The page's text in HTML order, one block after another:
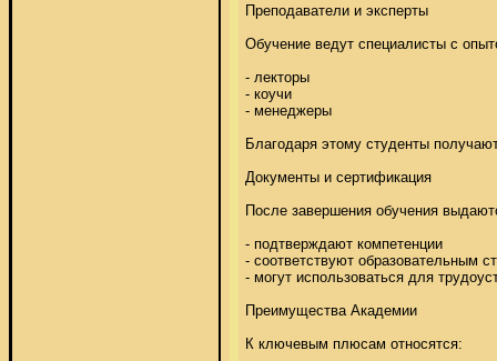
Преподаватели и эксперты
Обучение ведут специалисты с
- лекторы
- коучи
- менеджеры
Благодаря этому студенты
Документы и сертификация
После завершения обучения
- подтверждают компетенции
- соответствуют образовательным
- могут использоваться для
Преимущества Академии
К ключевым плюсам относятся: